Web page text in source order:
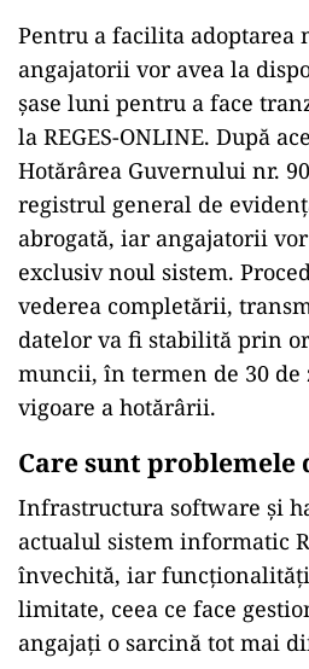
Pentru a facilita adoptarea
angajatorii vor avea la
șase luni pentru a face
la REGES-ONLINE. După
Hotărârea Guvernului nr.
registrul general de
abrogată, iar angajatorii
exclusiv noul sistem.
vederea completării,
datelor va fi stabilită prin
muncii, în termen de 30
vigoare a hotărârii.
Care sunt problemele
Infrastructura software și
actualul sistem informatic
învechită, iar
limitate, ceea ce face
angajați o sarcină tot mai